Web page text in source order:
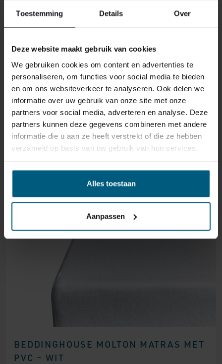
Toestemming Details Over
Deze website maakt gebruik van cookies
We gebruiken cookies om content en advertenties te
personaliseren, om functies voor social media te bieden
en om ons websiteverkeer te analyseren. Ook delen we
informatie over uw gebruik van onze site met onze
partners voor social media, adverteren en analyse. Deze
partners kunnen deze gegevens combineren met andere
informatie die u aan ze heeft verstrekt of die ze hebben
verzameld op basis van uw gebruik van hun services.
Alles toestaan
Aanpassen
reden ook is, u heeft het recht uw bestelling tot14
ervoor dat deze bij het retour sturen goed verpakt is.
meer beschadigd dan nodig, dan kunnen we deze
waardevermindering van het product aan u
doorberekenen.
GERELATEERDE PRODUCTEN
BEDDINGHOUSE MOLTON MATRAS MET
PVC – WIT